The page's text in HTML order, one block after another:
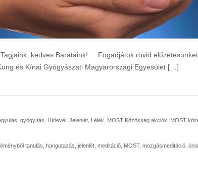
kedves Barátaink! Fogadjátok rövid
és Kínai Gyógyászati Magyarországi Egyesület […]
gyógyítás, Hírlevél , Jelenlét, Lélek, MOST Közösség akciók, MOST
éményből tanulás, hangutazás, jelenlét, meditáció, MOST, mozgásmeditáció,